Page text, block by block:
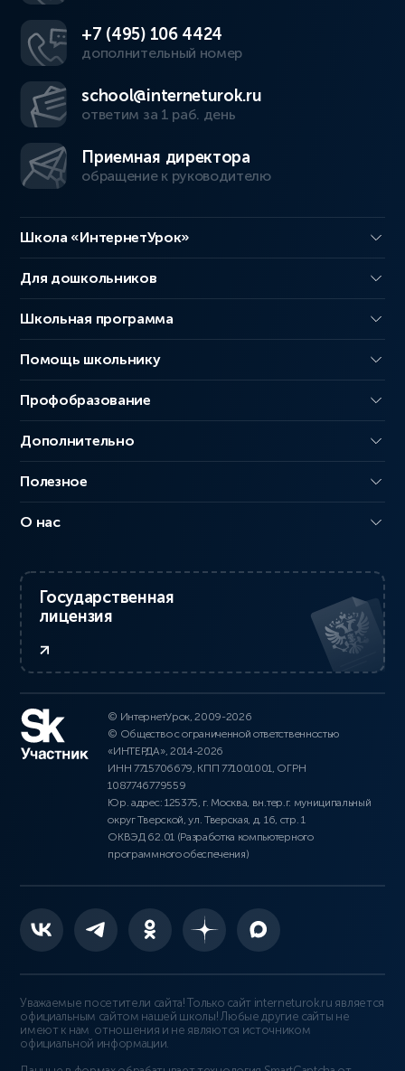
+7 (495) 106 4424
дополнительный номер
school@interneturok.ru
ответим за 1 раб. день
Приемная директора
обращение к руководителю
Школа «ИнтернетУрок»
Для дошкольников
Школьная программа
Помощь школьнику
Профобразование
Дополнительно
Полезное
О нас
Государственная
лицензия
© ИнтернетУрок, 2009-2026
© Общество с ограниченной ответственностью
«ИНТЕРДА», 2014-2026
ИНН 7715706679, КПП 771001001, ОГРН
1087746779559
Юр. адрес: 125375, г. Москва, вн.тер.г. муниципальный
округ Тверской, ул. Тверская, д. 16, стр. 1
ОКВЭД 62.01 (Разработка компьютерного
программного обеспечения)
Уважаемые посетители сайта! Только сайт interneturok.ru является
официальным сайтом нашей школы! Любые другие сайты не
имеют к нам отношения и не являются источником
официальной информации.